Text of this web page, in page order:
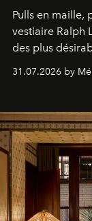
Pulls en maille,
vestiaire Ralph
des plus
31.07.2026 by